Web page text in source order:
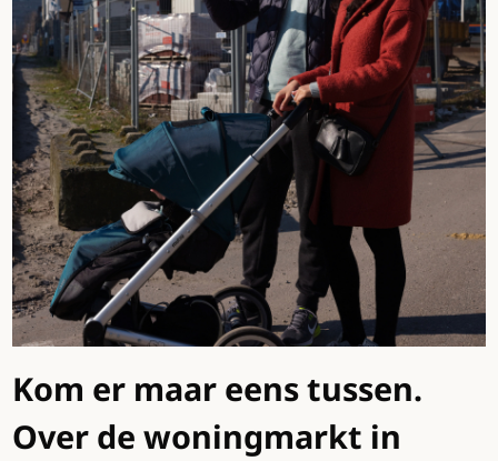
Kom er maar eens tussen.
Over de woningmarkt in